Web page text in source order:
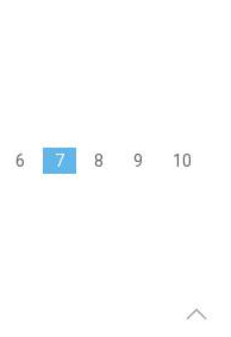
6 7 8 9
10